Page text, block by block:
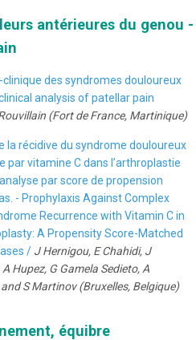
antérieures du genou -
clinique des syndromes douloureux
analysis of patellar pain
(Fort de France, Martinique)
la récidive du syndrome douloureux
par vitamine C dans l’arthroplastie
par score de propension
- Prophylaxis Against Complex
Recurrence with Vitamin C in
A Propensity Score-Matched
/ J Hernigou, E Chahidi, J
Hupez, G Gamela Sedieto, A
S Martinov (Bruxelles, Belgique)
équibre